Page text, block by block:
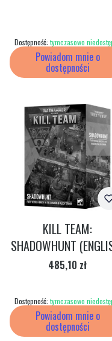
Powiadom mnie o
dostępności
Dostępność: tymczasowo
Powiadom mnie o
dostępności
KILL TEAM:
SHADOWHUNT
Cena
485,10 zł
Dostępność: tymczasowo